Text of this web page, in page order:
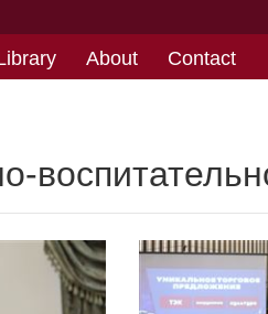
About Contact